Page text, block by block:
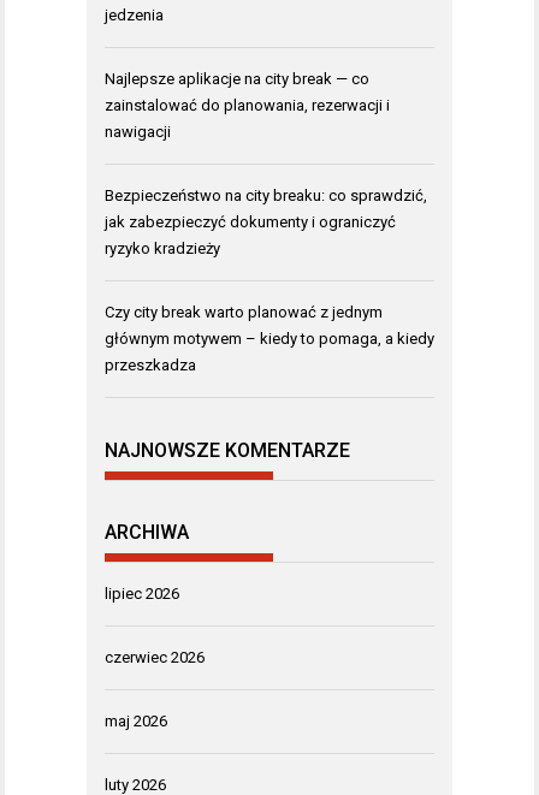
jedzenia
Najlepsze aplikacje na city break — co
zainstalować do planowania, rezerwacji i
nawigacji
Bezpieczeństwo na city breaku: co sprawdzić,
jak zabezpieczyć dokumenty i ograniczyć
ryzyko kradzieży
Czy city break warto planować z jednym
głównym motywem – kiedy to pomaga, a kiedy
przeszkadza
NAJNOWSZE KOMENTARZE
ARCHIWA
lipiec 2026
czerwiec 2026
maj 2026
luty 2026